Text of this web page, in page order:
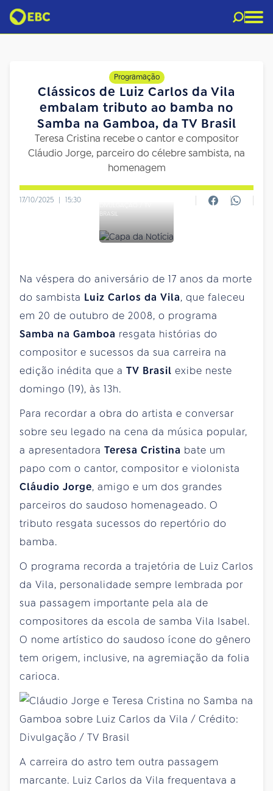
Programação
Clássicos de Luiz Carlos da Vila
embalam tributo ao bamba no
Samba na Gamboa, da TV Brasil
Teresa Cristina recebe o cantor e compositor
Cláudio Jorge, parceiro do célebre sambista, na
homenagem
17/10/2025 | 15:30
BRASIL
Na véspera do aniversário de 17 anos da morte
do sambista Luiz Carlos da Vila, que faleceu
em 20 de outubro de 2008, o programa
Samba na Gamboa resgata histórias do
compositor e sucessos da sua carreira na
edição inédita que a TV Brasil exibe neste
domingo (19), às 13h.
Para recordar a obra do artista e conversar
sobre seu legado na cena da música popular,
a apresentadora Teresa Cristina bate um
papo com o cantor, compositor e violonista
Cláudio Jorge, amigo e um dos grandes
parceiros do saudoso homenageado. O
tributo resgata sucessos do repertório do
bamba.
O programa recorda a trajetória de Luiz Carlos
da Vila, personalidade sempre lembrada por
sua passagem importante pela ala de
compositores da escola de samba Vila Isabel.
O nome artístico do saudoso ícone do gênero
tem origem, inclusive, na agremiação da folia
carioca.
A carreira do astro tem outra passagem
marcante. Luiz Carlos da Vila frequentava a